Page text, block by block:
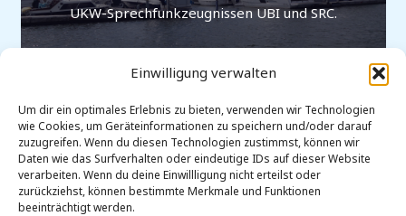
Einwilligung verwalten
Um dir ein optimales Erlebnis zu bieten, verwenden wir Technologien
wie Cookies, um Geräteinformationen zu speichern und/oder darauf
zuzugreifen. Wenn du diesen Technologien zustimmst, können wir
Daten wie das Surfverhalten oder eindeutige IDs auf dieser Website
verarbeiten. Wenn du deine Einwillligung nicht erteilst oder
zurückziehst, können bestimmte Merkmale und Funktionen
beeinträchtigt werden.
UKW-Sprechfunkzeugnissen UBI und SRC.
MEHR